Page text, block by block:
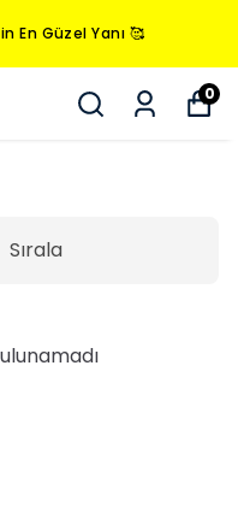
En Güzel Yanı 🥰
0
Sırala